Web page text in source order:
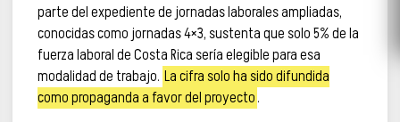
parte del expediente de jornadas laborales ampliadas,
conocidas como jornadas 4×3, sustenta que solo 5% de la
fuerza laboral de Costa Rica sería elegible para esa
modalidad de trabajo. La cifra solo ha sido difundida
como propaganda a favor del proyecto.